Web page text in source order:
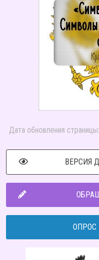
Дата обновления
ВЕРСИЯ
ОПРОС